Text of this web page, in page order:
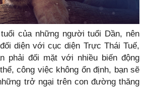
của những người tuổi Dần, nên
diện với cục diện Trực Thái Tuế,
phải đối mặt với nhiều biến động
công việc không ổn định, bạn sẽ
trở ngại trên con đường thăng